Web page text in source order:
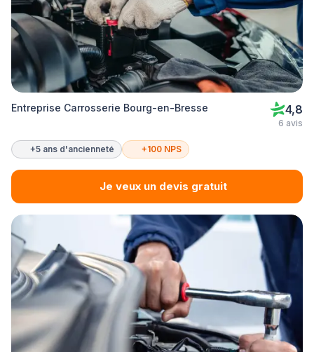
Entreprise Carrosserie Bourg-en-Bresse 4,8
6 avis
+5 ans d'ancienneté +100 NPS
Je veux un devis gratuit